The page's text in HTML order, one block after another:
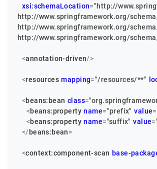
xsi:schemaLocation="http://
http://www.springframework.org/
http://www.springframework.org/
http://www.springframework.org/
<annotation-driven/>
<resources mapping="/resources/**"
<beans:bean class=
<beans:property name="prefix" value=
<beans:property name="suffix" value=
</ beans:bean>
<context:component-scan base-